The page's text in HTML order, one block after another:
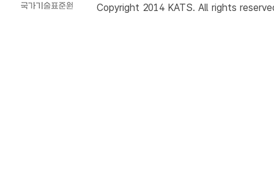
Copyright 2014 KATS. All rights